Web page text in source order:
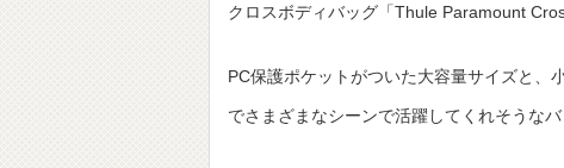
クロスボディバッグ「Thule Paramount
PC保護ポケットがついた大容量サイズと、
でさまざまなシーンで活躍してくれそうなバ